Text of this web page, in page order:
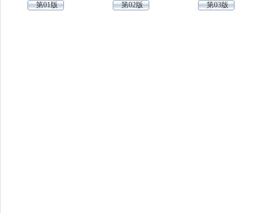
第01版 第02版 第03版